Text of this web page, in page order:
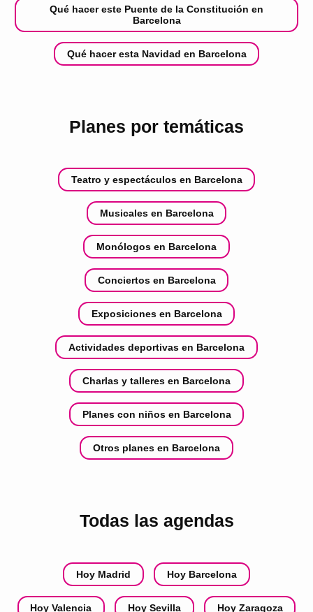
Qué hacer este Puente de la Constitución en
Barcelona
Qué hacer esta Navidad en Barcelona
Planes por temáticas
Teatro y espectáculos en Barcelona
Musicales en Barcelona
Monólogos en Barcelona
Conciertos en Barcelona
Exposiciones en Barcelona
Actividades deportivas en Barcelona
Charlas y talleres en Barcelona
Planes con niños en Barcelona
Otros planes en Barcelona
Todas las agendas
Hoy Madrid Hoy Barcelona
Hoy Valencia Hoy Sevilla Hoy Zaragoza